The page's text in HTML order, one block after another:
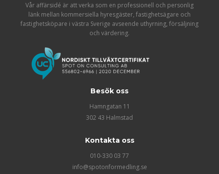
Vår affärsidé är att verka som en professionell och personlig
länk mellan kommersiella hyresgäster, fastighetsägare och
fastighetsköpare i västra Sverige avseende uthyrning, försäljning
och värdering.
Besök oss
Hamngatan 11
302 43 Halmstad
Kontakta oss
010-330 03 77
info@spotonformedling.se